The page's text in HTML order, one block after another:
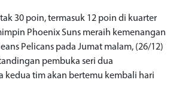
30 poin, termasuk 12 poin di kuarter
Phoenix Suns meraih kemenangan
Pelicans pada Jumat malam, (26/12)
pembuka seri dua
kedua tim akan bertemu kembali hari